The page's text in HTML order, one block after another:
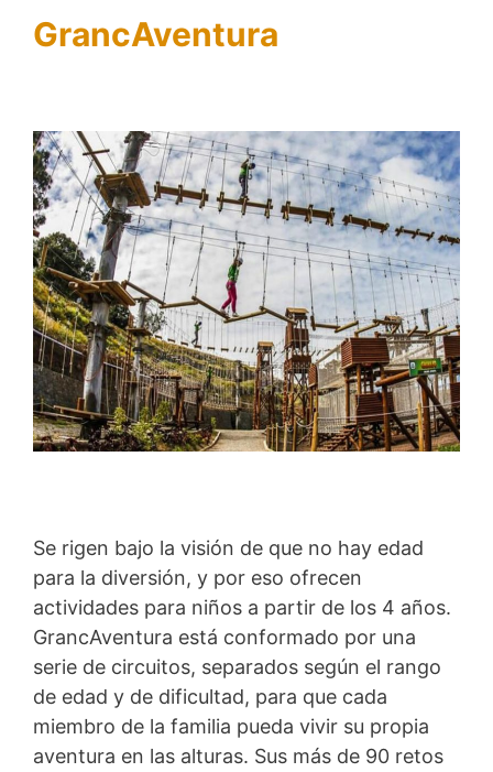
GrancAventura
Se rigen bajo la visión de que no hay edad
para la diversión, y por eso ofrecen
actividades para niños a partir de los 4 años.
GrancAventura está conformado por una
serie de circuitos, separados según el rango
de edad y de dificultad, para que cada
miembro de la familia pueda vivir su propia
aventura en las alturas. Sus más de 90 retos